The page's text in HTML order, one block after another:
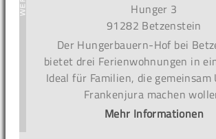
Hunger 3
91282 Betzenstein
Der Hungerbauern-Hof bei
bietet drei Ferienwohnungen in
Ideal für Familien, die gemeinsam
Frankenjura machen
Mehr Informationen